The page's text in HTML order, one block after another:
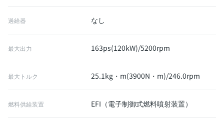
過給器 なし
最大出力 163ps(120kW)/5200rpm
最大トルク 25.1kg・m(3900N・m)/246.0rpm
燃料供給装置 EFI（電子制御式燃料噴射装置）